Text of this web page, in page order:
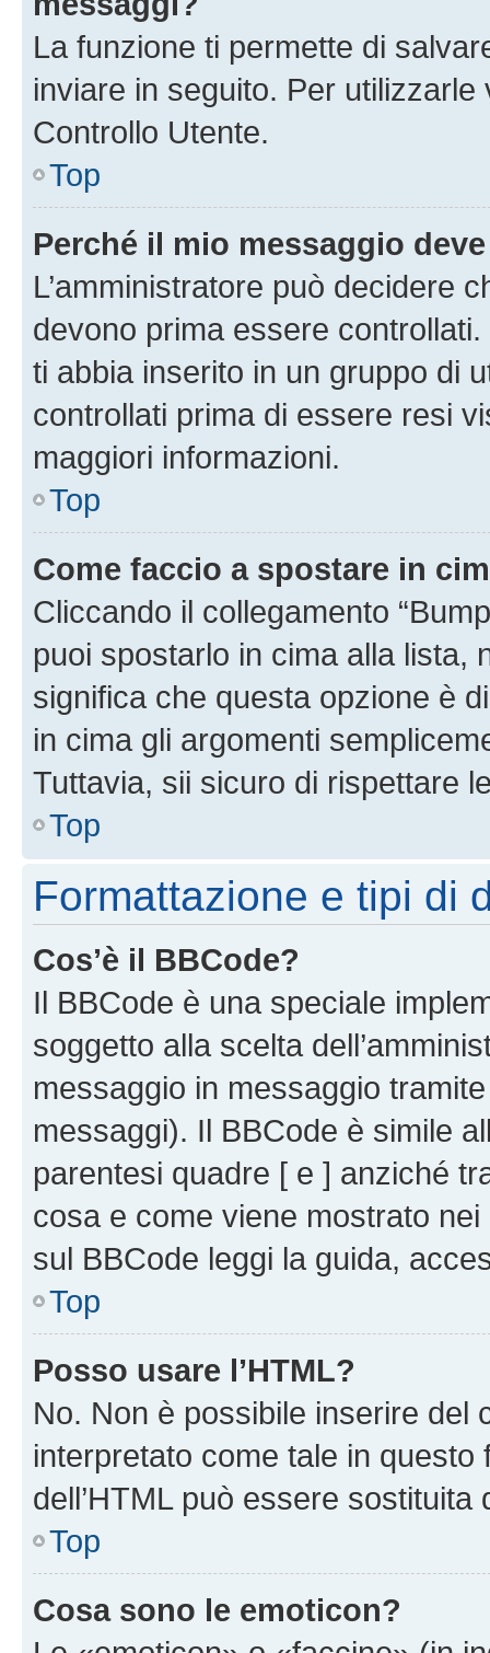
La funzione ti permette di
inviare in seguito. Per utilizzarle
Controllo Utente.
Top
Perché il mio messaggio
L’amministratore può decidere
devono prima essere
ti abbia inserito in un gruppo di
controllati prima di essere resi
maggiori informazioni.
Top
Come faccio a spostare in
Cliccando il collegamento
puoi spostarlo in cima alla lista,
significa che questa opzione è
in cima gli argomenti
Tuttavia, sii sicuro di rispettare
Top
Formattazione e tipi di
Cos’è il BBCode?
Il BBCode è una speciale
soggetto alla scelta
messaggio in messaggio
messaggi). Il BBCode è simile
parentesi quadre [ e ] anziché
cosa e come viene mostrato
sul BBCode leggi la guida,
Top
Posso usare l’HTML?
No. Non è possibile inserire del
interpretato come tale in
dell’HTML può essere sostituita
Top
Cosa sono le emoticon?